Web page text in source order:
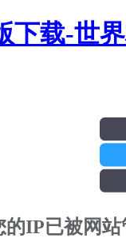
下载-世
的IP已被网